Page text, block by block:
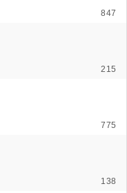
847
215
775
138